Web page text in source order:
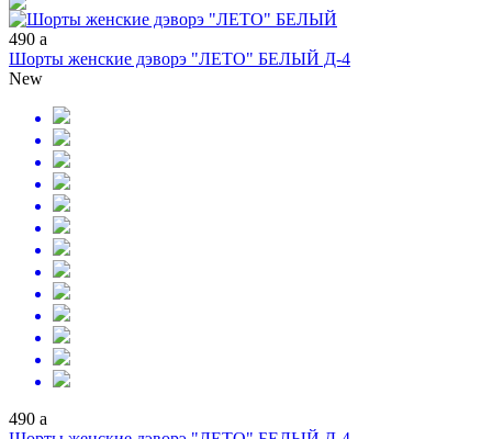
490 a
Шорты женские дэворэ "ЛЕТО" БЕЛЫЙ Д-4
New
490 a